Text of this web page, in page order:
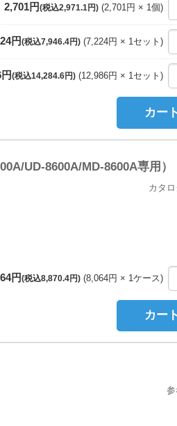
2,701円(税込2,971.1円) 2,701円 1個
円(税込7,946.4円) 7,224円 1 セット
円(税込14,284.6円) 12,986円 1 セット
カー
UD-8600A/MD-8600A専用）
カタ
円(税込8,870.4円) 8,064円 1ケース
カー